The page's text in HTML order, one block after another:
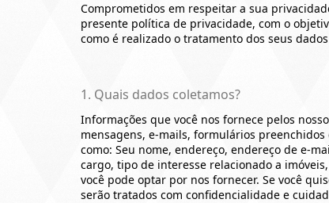
Comprometidos em respeitar a sua
presente política de privacidade, com o
como é realizado o tratamento dos seus
1. Quais dados coletamos?
Informações que você nos fornece pelos
mensagens, e-mails, formulários
como: Seu nome, endereço, endereço de e-
cargo, tipo de interesse relacionado a
você pode optar por nos fornecer. Se você
serão tratados com confidencialidade e